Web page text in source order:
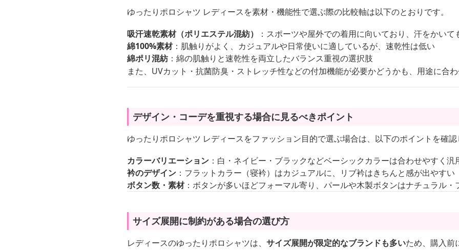
ゆったりポロシャツ レディースを素材・機能性で選ぶ際の比較軸は以下のとおりです。
吸汗速乾素材（ポリエステル混紡）
：スポーツや屋外での着用に向いており、汗をかい
綿100%素材：肌触りがよく、カジュアルや日常使いに適しているが、速乾性は低い
綿ポリ混紡 ：綿の肌触りと速乾性を両立したバランス重視の選択肢
また、UVカット・抗菌防臭・ストレッチ性などの付加機能が必要かどうかも、用途に合
デザイン・コーデを重視する場合に見るべきポイント
ゆったりポロシャツ レディースをファッション目的で選ぶ場合は、以下のポイントを確
カラーバリエーション ：白・ネイビー・ブラックなどベーシックカラーは合わせやすく汎
衿のデザイン ：フラットカラー（寝衿）はカジュアルに、リブ衿はきちんと感が出やすい
ボタン数・素材：ボタンが多いほどフォーマル寄り、パールや木製ボタンはナチュラル・
サイズ展開に制約がある場合の選び方
レディースのゆったりポロシャツは、 サイズ展開が限定的なブランドも多いため、購入前